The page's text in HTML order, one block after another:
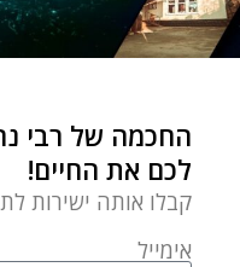
החכמה של רבי
לכם את החיים!
קבלו אותה ישירות
אימייל